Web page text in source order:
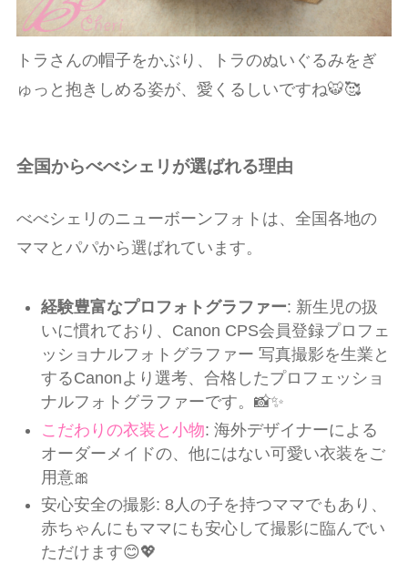
トラさんの帽子をかぶり、トラのぬいぐるみをぎ
ゅっと抱きしめる姿が、愛くるしいですね🐯🥰
全国からべべシェリが選ばれる理由
べべシェリのニューボーンフォトは、全国各地の
ママとパパから選ばれています。
経験豊富なプロフォトグラファー: 新生児の扱
いに慣れており、 Canon CPS会員登録プロフェ
ッショナルフォトグラファー 写真撮影を生業と
するCanonより選考、合格したプロフェッショ
ナルフォトグラファーです。 📸✨
こだわりの衣装と小物: 海外デザイナーによる
オーダーメイドの、他にはない可愛い衣装をご
用意🎀
安心安全の撮影: 8人の子を持つママでもあり、
赤ちゃんにもママにも安心して撮影に臨んでい
ただけます😊💖